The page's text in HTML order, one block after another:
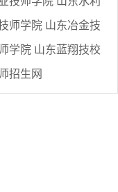
师学院 山东冶金技
学院 山东蓝翔技校
招生网